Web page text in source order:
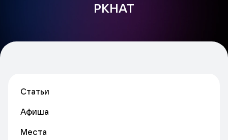
PKHAT
Статьи
Афиша
Места